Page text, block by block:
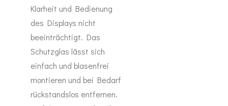
Klarheit und Bedienung
des Displays nicht
beeinträchtigt. Das
Schutzglas lässt sich
einfach und blasenfrei
montieren und bei Bedarf
rückstandslos entfernen.